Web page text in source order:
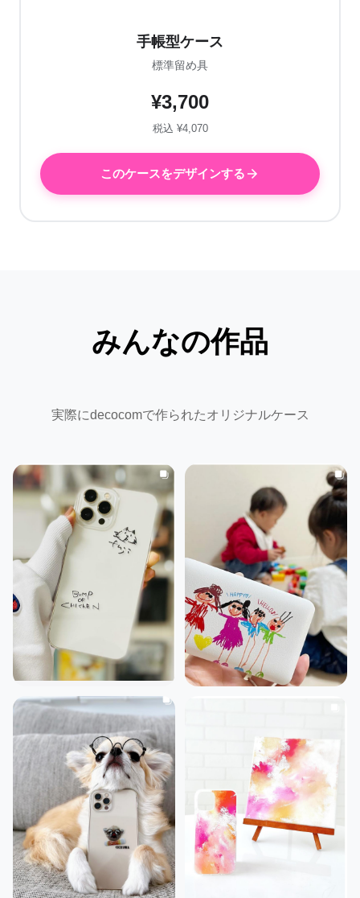
手帳型ケース
標準留め具
¥3,700
税込 ¥4,070
このケースをデザインする
みんなの作品
実際にdecocomで作られたオリジナルケース